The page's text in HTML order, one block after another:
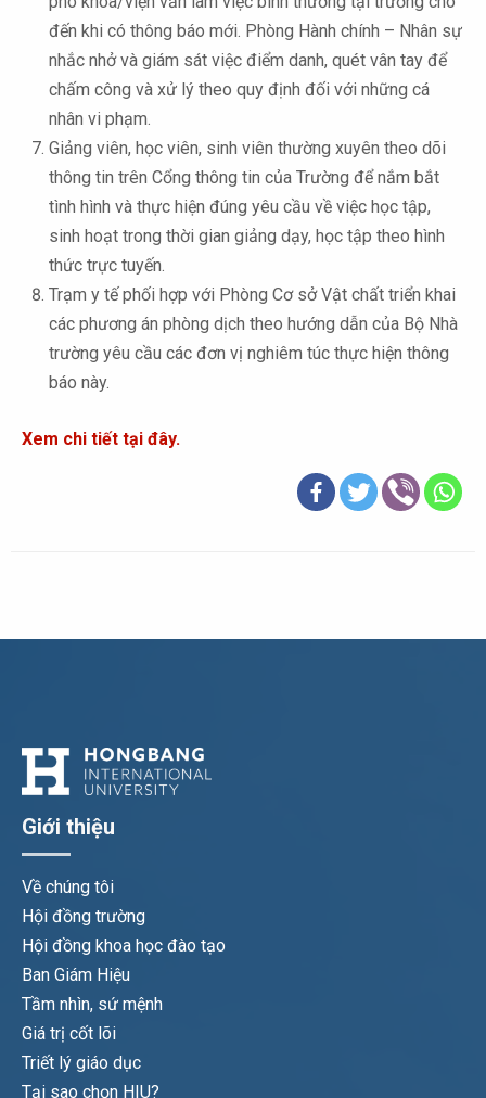
đến khi có thông báo mới. Phòng Hành chính – Nhân sự
nhắc nhở và giám sát việc điểm danh, quét vân tay để
chấm công và xử lý theo quy định đối với những cá
nhân vi phạm.
Giảng viên, học viên, sinh viên thường xuyên theo dõi
thông tin trên Cổng thông tin của Trường để nắm bắt
tình hình và thực hiện đúng yêu cầu về việc học tập,
sinh hoạt trong thời gian giảng dạy, học tập theo hình
thức trực tuyến.
Trạm y tế phối hợp với Phòng Cơ sở Vật chất triển khai
các phương án phòng dịch theo hướng dẫn của Bộ Nhà
trường yêu cầu các đơn vị nghiêm túc thực hiện thông
báo này.
Xem chi tiết tại đây.
Giới thiệu
Về chúng tôi
Hội đồng trường
Hội đồng khoa học đào tạo
Ban Giám Hiệu
Tầm nhìn, sứ mệnh
Giá trị cốt lõi
Triết lý giáo dục
Tại sao chọn HIU?